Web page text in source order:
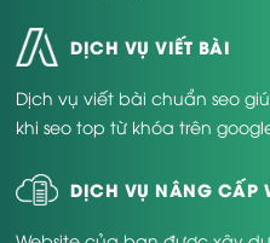
DỊCH VỤ VIẾT BÀI
Dịch vụ viết bài chuẩn seo
khi seo top từ khóa trên
DỊCH VỤ NÂNG CẤP